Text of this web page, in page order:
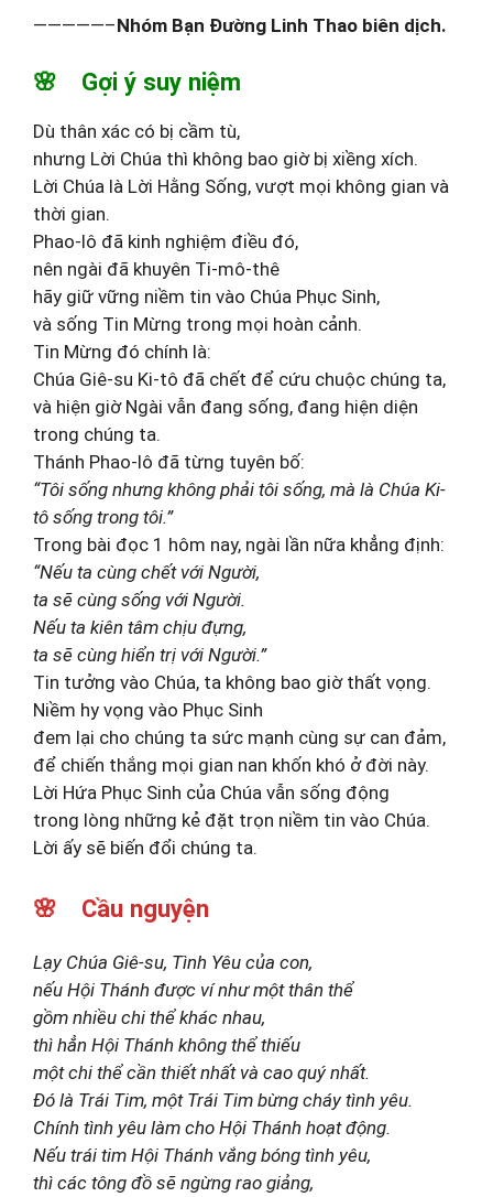
—————–Nhóm Bạn Đường Linh Thao biên dịch.
🌸 Gợi ý suy niệm
Dù thân xác có bị cầm tù,
nhưng Lời Chúa thì không bao giờ bị xiềng xích.
Lời Chúa là Lời Hằng Sống, vượt mọi không gian và
thời gian.
Phao-lô đã kinh nghiệm điều đó,
nên ngài đã khuyên Ti-mô-thê
hãy giữ vững niềm tin vào Chúa Phục Sinh,
và sống Tin Mừng trong mọi hoàn cảnh.
Tin Mừng đó chính là:
Chúa Giê-su Ki-tô đã chết để cứu chuộc chúng ta,
và hiện giờ Ngài vẫn đang sống, đang hiện diện
trong chúng ta.
Thánh Phao-lô đã từng tuyên bố:
“Tôi sống nhưng không phải tôi sống, mà là Chúa Ki-
tô sống trong tôi.”
Trong bài đọc 1 hôm nay, ngài lần nữa khẳng định:
“Nếu ta cùng chết với Người,
ta sẽ cùng sống với Người.
Nếu ta kiên tâm chịu đựng,
ta sẽ cùng hiển trị với Người.”
Tin tưởng vào Chúa, ta không bao giờ thất vọng.
Niềm hy vọng vào Phục Sinh
đem lại cho chúng ta sức mạnh cùng sự can đảm,
để chiến thắng mọi gian nan khốn khó ở đời này.
Lời Hứa Phục Sinh của Chúa vẫn sống động
trong lòng những kẻ đặt trọn niềm tin vào Chúa.
Lời ấy sẽ biến đổi chúng ta.
🌸 Cầu nguyện
Lạy Chúa Giê-su, Tình Yêu của con,
nếu Hội Thánh được ví như một thân thể
gồm nhiều chi thể khác nhau,
thì hẳn Hội Thánh không thể thiếu
một chi thể cần thiết nhất và cao quý nhất.
Đó là Trái Tim, một Trái Tim bừng cháy tình yêu.
Chính tình yêu làm cho Hội Thánh hoạt động.
Nếu trái tim Hội Thánh vắng bóng tình yêu,
thì các tông đồ sẽ ngừng rao giảng,